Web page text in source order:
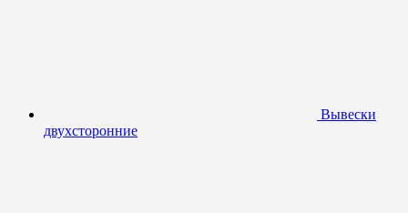
Вывески
двухсторонние